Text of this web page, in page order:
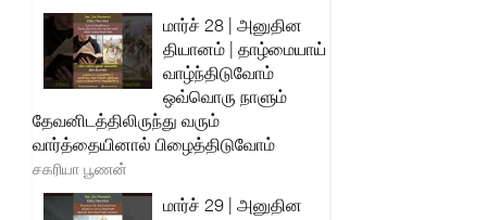
மார்ச் 28 | அனுதின
தியானம் | தாழ்மையாய்
வாழ்ந்திடுவோம்
ஒவ்வொரு நாளும்
தேவனிடத்திலிருந்து வரும்
வார்த்தையினால் பிழைத்திடுவோம்
சகரியா பூணன்
மார்ச் 29 | அனுதின